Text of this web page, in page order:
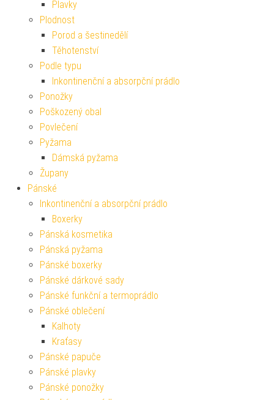
Plavky
Plodnost
Porod a šestinedělí
Těhotenství
Podle typu
Inkontinenční a absorpční prádlo
Ponožky
Poškozený obal
Povlečení
Pyžama
Dámská pyžama
Župany
Pánské
Inkontinenční a absorpční prádlo
Boxerky
Pánská kosmetika
Pánská pyžama
Pánské boxerky
Pánské dárkové sady
Pánské funkční a termoprádlo
Pánské oblečení
Kalhoty
Kraťasy
Pánské papuče
Pánské plavky
Pánské ponožky